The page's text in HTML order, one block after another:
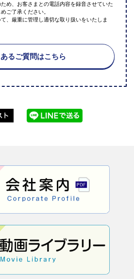
め、お客さまとの電話内容を録音させていた
ご了承ください。
、厳重に管理し適切な取り扱いをいたしま
るご質問はこちら